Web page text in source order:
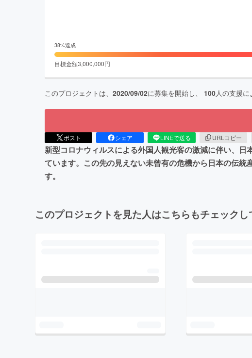
38%達成
目標金額3,000,000円
このプロジェクトは、 2020/09/02に募集を開始し、 100人の支援に
ポスト シェア LINEで送る URLコピー
新型コロナウィルスによる外国人観光客の激減に伴い、
ています。この先の見えない未曾有の危機から日本の伝
す。
このプロジェクトを見た人はこちらもチェック